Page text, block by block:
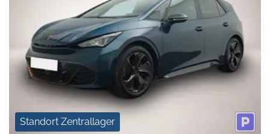
Standort Zentrallager